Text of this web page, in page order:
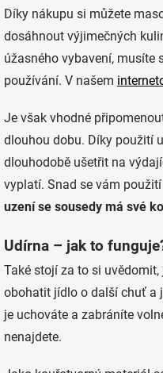
Díky nákupu si můžete
dosáhnout výjimečných
úžasného vybavení, musíte
používání. V našem
Je však vhodné
dlouhou dobu. Díky použití
dlouhodobě ušetřit na
vyplatí. Snad se vám
uzení se sousedy má své
Udírna – jak to
Také stojí za to si
obohatit jídlo o další chuť a
je uchováte a zabráníte
nenajdete.